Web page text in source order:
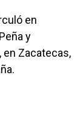
en
y
en Zacatecas,